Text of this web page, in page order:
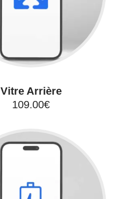
Vitre Arrière
109.00€